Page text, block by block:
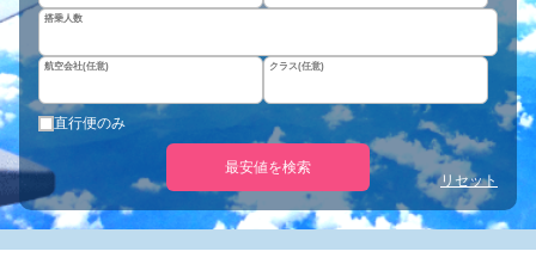
搭乗人数
航空会社(任意) クラス(任意)
直行便のみ
最安値を検索
リセット